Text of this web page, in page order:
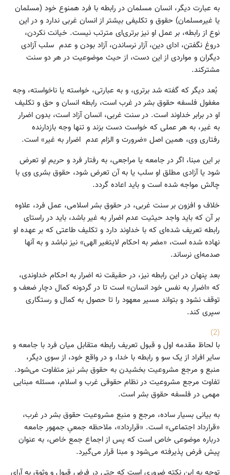
به عبارت دیگر، انسان مسلمان در رابطه با فرد همنوع خود (مسلمان
یا غیرمسلمان) حقوق و تکلیفی بیشتر از انسان غربی ندارد و در این
نوع از رابطه، بر عمل او نیز برتری‌ای مترتب نیست. خیانت نکردن،
دروغ نگفتن، ادای دین، آزار نرساندن، آزاد بودن و عدم سلب آزادی
دیگران و مواردی از این دست، از حیث موضوعیت در هر دو سنت
مشترکند.
بُعد دیگر که گفته شد برتری، و به عبارتی، خواسته یا ناخواسته، وجه
مغفول فلسفه حقوق بشر در غرب است، رابطه انسان و حق و تکلیف
او در برابر خداوند است. در سنت غربی، انسان آزاد است، بدون اضرار
به غیر، به هر عملی که خواست دست بزند و تنها وجه بازدارنده
رفتاری وی، همین اصل «ضرورت و الزام عدم اضرار به غیر» است.
بر این مبنا، اگر در جامعه یا مراجعی، به رفتار فرد و حریم او تعرض
شود یا آزادی مطلق او سلب یا به آن تعرض شود، حقوق بشری وی با
چالش مواجه شده است و باید اعاده گردد.
خلاف و افزون بر سنت غربی، در حقوق بشر اسلامی، عمل فرد، علاوه
بر آن که باید واجد حیثیت عدم اضرار به غیر باشد، باید در راستای
رابطه تعریف شده‌ای که با خداوند دارد و تکلیف طاعتی که بر عهده او
نهاده شده است، «مضر به احکام لایتغیر الهی» نیز نباشد و به آنها
صدمه‌ای نرساند.
بعد پنهان در این رابطه نیز، در حقیقت نه اضرار به احکام خداوندی،
که «اضرار به نفس خود انسان» است تا در گردونه کمال دچار ضعف و
توقف نشود و بتواند مسیر معهود را تا حصول به کمال و رستگاری
سپری کند.
(2)
با لحاظ مقدمه اول و قبول تعریف رابطه متقابل میان فرد با جامعه و
سایر افراد از یک سو و رابطه با خدا، و در واقع خود، از سوی دیگر،
منبع و مرجع مشروعیت بخشیدن به حقوق بشر نیز متفاوت می‌شود.
تفاوت مرجع مشروعیت در نظام حقوقی غرب و اسلام، مسئله مبنایی
مهمی در فلسفه حقوق بشر است.
به بیانی بسیار ساده، مرجع و منبع مشروعیت حقوق بشر در غرب،
«قرارداد اجتماعی» است. «قرارداد»، ملاحظه جمعیِ جمهور جامعه
درباره موضوعی خاص است که پس از اجماع جمع خاص، به عنوان
پیش فرض پذیرفته می‌شود و مبنا قرار می‌گیرد.
توجه به این نکته ضروری است که حتی در فرض قبول و وثوق به آرای